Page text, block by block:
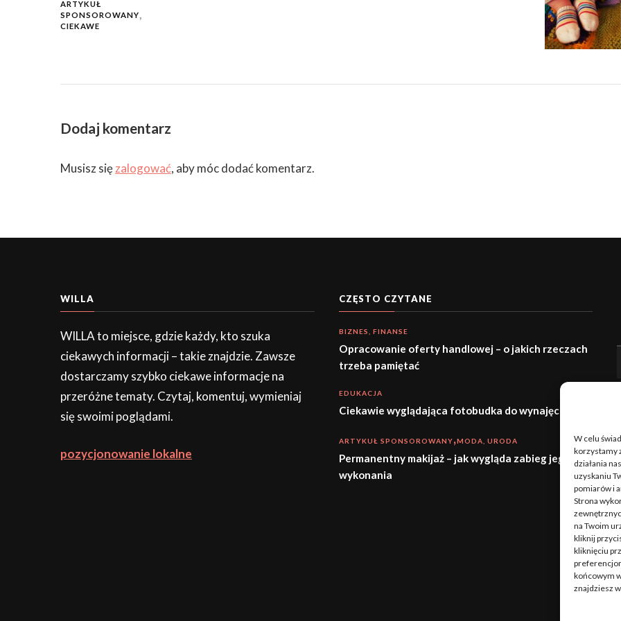
W celu
korzystamy
działania
uzyskaniu
pomiarów i
Strona
na Twoim
kliknij
kliknięciu
końcowym
znajdziesz w
ARTYKUŁ
SPONSOROWANY
CIEKAWE
Dodaj komentarz
Musisz sięzalogować, aby móc dodać komentarz.
WILLA
WILLA to miejsce, gdzie każdy, kto szuka
ciekawych informacji – takie znajdzie. Zawsze
dostarczamy szybko ciekawe informacje na
przeróżne tematy. Czytaj, komentuj, wymieniaj
się swoimi poglądami.
pozycjonowanie lokalne
CZĘSTO CZYTANE
BIZNES, FINANSE
Opracowanie oferty handlowej – o jakich rzeczach
trzeba pamiętać
EDUKACJA
Ciekawie wyglądająca fotobudka do wynajęcia
ARTYKUŁ SPONSOROWANY MODA, URODA
Permanentny makijaż – jak wygląda zabieg jego
wykonania